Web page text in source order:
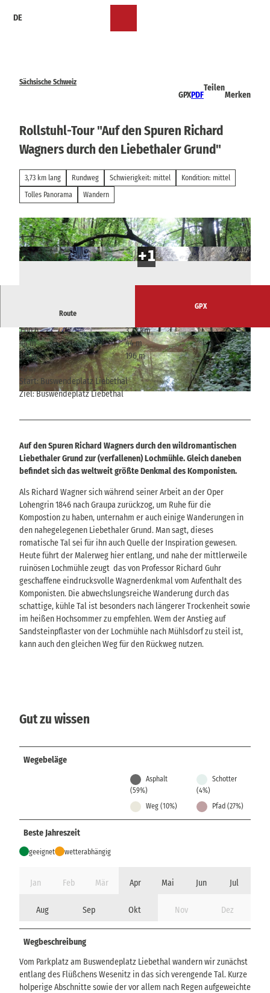
DE
Sächsische Schweiz
GPXPDF
Teilen
Merken
Rollstuhl-Tour "Auf den Spuren Richard
Wagners durch den Liebethaler Grund"
3,73 km lang Rundweg Schwierigkeit: mittel
Kondition: mittel
Tolles Panorama
Wandern
© Veit Riffer, Tourismusverband Sächsische Schweiz
© Veit Riffer, Tourismusverband Sächsische Sc
hweiz
© Veit Riffer, Tourismusverband Sächsische Sc
hweiz
Route
GPX
1:00 h
3,73 km
44 m
44 m
153 m
196 m
43 m
Start: Buswendeplatz Liebethal
Ziel: Buswendeplatz Liebethal
Auf den Spuren Richard Wagners durch den wildromantischen
Liebethaler Grund zur (verfallenen) Lochmühle. Gleich daneben
befindet sich das weltweit größte Denkmal des Komponisten.
Als Richard Wagner sich während seiner Arbeit an der Oper
Lohengrin 1846 nach Graupa zurückzog, um Ruhe für die
Kompostion zu haben, unternahm er auch einige Wanderungen in
den nahegelegenen Liebethaler Grund. Man sagt, dieses
romatische Tal sei für ihn auch Quelle der Inspiration gewesen.
Heute führt der Malerweg hier entlang, und nahe der mittlerweile
ruinösen Lochmühle zeugt das von Professor Richard Guhr
geschaffene eindrucksvolle Wagnerdenkmal vom Aufenthalt des
Komponisten. Die abwechslungsreiche Wanderung durch das
schattige, kühle Tal ist besonders nach längerer Trockenheit sowie
im heißen Hochsommer zu empfehlen. Wem der Anstieg auf
Sandsteinpflaster von der Lochmühle nach Mühlsdorf zu steil ist,
kann auch den gleichen Weg für den Rückweg nutzen.
Gut zu wissen
Wegebeläge
Asphalt
(59%)
Schotter
(4%)
Weg (10%)
Pfad (27%)
Beste Jahreszeit
geeignet wetterabhängig
Jan Feb Mär Apr Mai Jun Jul
Aug Sep Okt Nov Dez
Wegbeschreibung
Vom Parkplatz am Buswendeplatz Liebethal wandern wir zunächst
entlang des Flüßchens Wesenitz in das sich verengende Tal. Kurze
holperige Abschnitte sowie der vor allem nach Regen aufgeweichte